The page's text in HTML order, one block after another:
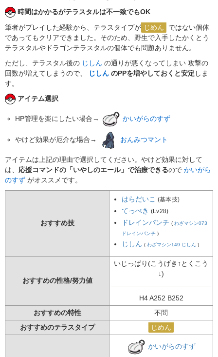
時間はかかるがテラスタルは不一致でもOK
筆者がプレイした経験から、テラスタイプが じめん
ではない個体
であってもクリアできました。そのため、野生で入手したかくとう
テラスタルやドラゴンテラスタルの個体でも問題ありません。
ただし、テラスタル後の じしん の通りが悪くなってしまい 攻撃の
回数が増えてしまうので、
じしん のPPを増やしておくと安定 しま
す。
アイテム選択
HP管理を楽にしたい場合→ かいがらのすず
やけど効果が厄介な場合→ おんみつマント
アイテムは上記の理由で選択してください。やけど効果に対して
は、 応援コマンドの「いやしのエール」で治療できるので かいがら
のすず がオススメです。
おすすめ技
はらだいこ (基本技)
てっぺき (Lv28)
ドレインパンチ ( わざマシン073
ドレインパンチ )
じしん ( わざマシン149 じしん )
おすすめの性格/努力値
いじっぱり(こうげき↑とくこう
↓)
H4 A252 B252
おすすめの特性
不問
おすすめのテラスタイプ
じめん
かいがらのすず